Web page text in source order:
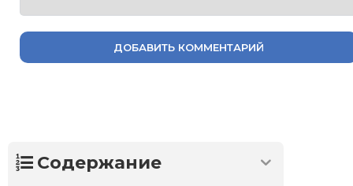
ДОБАВИТЬ КОММЕНТАРИЙ
Содержание